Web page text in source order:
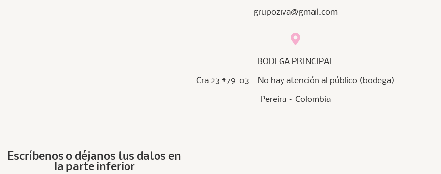
grupoziva@gmail.com
BODEGA PRINCIPAL
Cra 23 #79-03 – No hay atención al público (bodega)
Pereira – Colombia
Escríbenos o déjanos tus datos en
la parte inferior